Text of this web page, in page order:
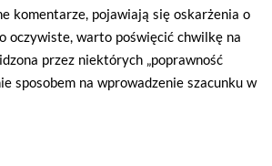
komentarze, pojawiają się oskarżenia o
oczywiste, warto poświęcić chwilkę na
przez niektórych „poprawność
sposobem na wprowadzenie szacunku w